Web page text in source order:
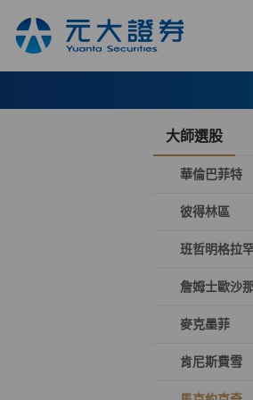
大師選股
華倫巴菲特
彼得林區
班哲明格拉
詹姆士歐沙
麥克墨菲
肯尼斯費雪